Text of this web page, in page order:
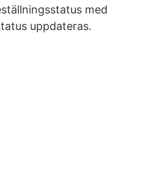
med
uppdateras.